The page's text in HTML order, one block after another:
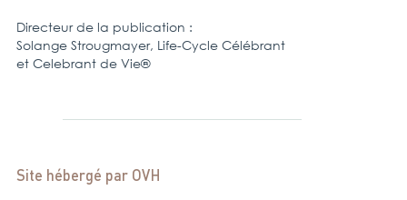
Directeur de la publication :
Solange Strougmayer, Life-Cycle Célébrant
et Celebrant de Vie®
Site hébergé par OVH